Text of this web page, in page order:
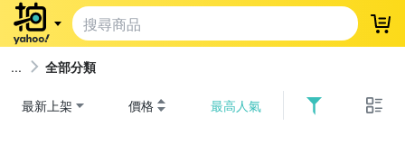
登
全部分類
最新上架 價格 最高人氣